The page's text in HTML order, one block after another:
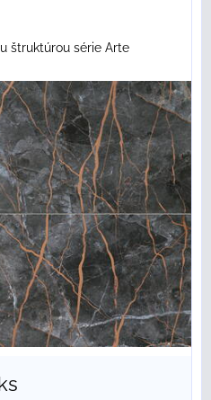
štruktúrou série Arte